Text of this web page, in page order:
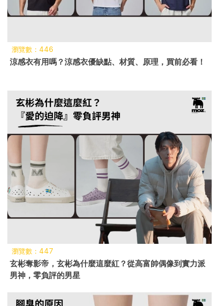
瀏覽數：446
涼感衣有用嗎？涼感衣優缺點、材質、原理，買前必看！
瀏覽數：447
玄彬奪影帝，玄彬為什麼這麼紅？從高富帥偶像到實力派
男神，零負評的男星